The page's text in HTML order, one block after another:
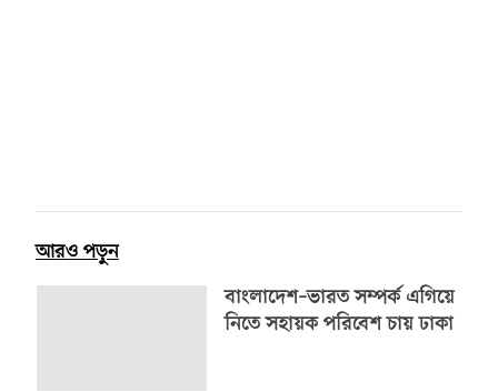
আরও পড়ুন
বাংলাদেশ–ভারত সম্পর্ক এগিয়ে
নিতে সহায়ক পরিবেশ চায় ঢাকা